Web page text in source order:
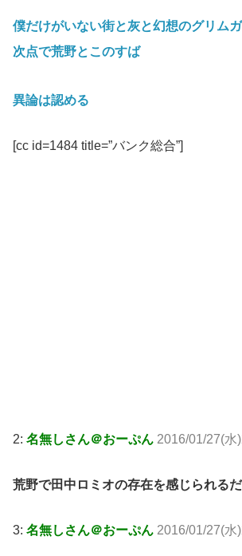
僕だけがいない街と灰と幻想のグリム
次点で荒野とこのすば
異論は認める
[cc id=1484 title=”バンク総合”]
2: 名無しさん＠おーぷん 2016/01/27(水
荒野で田中ロミオの存在を感じられる
3: 名無しさん＠おーぷん 2016/01/27(水